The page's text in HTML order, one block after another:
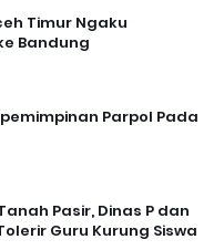
Timur Ngaku
Bandung
Parpol Pada
Pasir, Dinas P dan
Guru Kurung Siswa